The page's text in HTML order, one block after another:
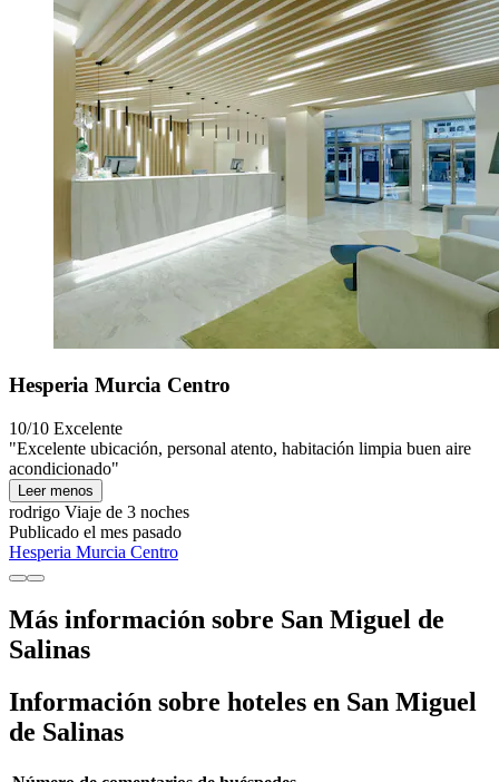
Hesperia Murcia Centro
10/10 Excelente
"Excelente ubicación, personal atento, habitación limpia buen aire
acondicionado"
Leer menos
rodrigo Viaje de 3 noches
Publicado el mes pasado
Hesperia Murcia Centro
Más información sobre San Miguel de
Salinas
Información sobre hoteles en San Miguel
de Salinas